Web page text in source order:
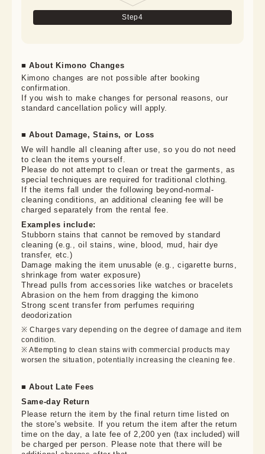
Step4
■ About Kimono Changes
Kimono changes are not possible after booking
confirmation.
If you wish to make changes for personal reasons, our
standard cancellation policy will apply.
■ About Damage, Stains, or Loss
We will handle all cleaning after use, so you do not need
to clean the items yourself.
Please do not attempt to clean or treat the garments, as
special techniques are required for traditional clothing.
If the items fall under the following beyond-normal-
cleaning conditions, an additional cleaning fee will be
charged separately from the rental fee.
Examples include:
Stubborn stains that cannot be removed by standard
cleaning (e.g., oil stains, wine, blood, mud, hair dye
transfer, etc.)
Damage making the item unusable (e.g., cigarette burns,
shrinkage from water exposure)
Thread pulls from accessories like watches or bracelets
Abrasion on the hem from dragging the kimono
Strong scent transfer from perfumes requiring
deodorization
※ Charges vary depending on the degree of damage and item
condition.
※ Attempting to clean stains with commercial products may
worsen the situation, potentially increasing the cleaning fee.
■ About Late Fees
Same-day Return
Please return the item by the final return time listed on
the store's website. If you return the item after the return
time on the day, a late fee of 2,200 yen (tax included) will
be charged per person. Please note that there will be